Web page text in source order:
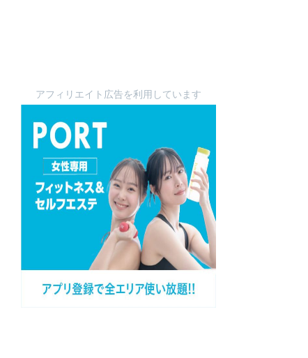
アフィリエイト広告を利用しています